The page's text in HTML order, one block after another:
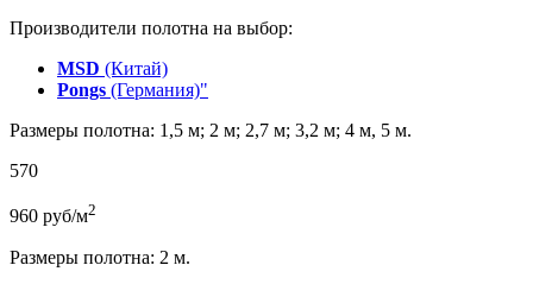
Производители полотна на выбор:
MSD (Китай)
Pongs (Германия)"
Размеры полотна: 1,5 м; 2 м; 2,7 м; 3,2 м; 4 м, 5 м.
570
960 руб/м2
Размеры полотна: 2 м.